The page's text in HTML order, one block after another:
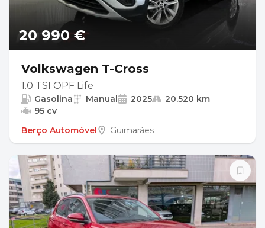
20 990 €
Volkswagen T-Cross
1.0 TSI OPF Life
Gasolina Manual 2025
20.520 km
95 cv
Berço Automóvel
Guimarães